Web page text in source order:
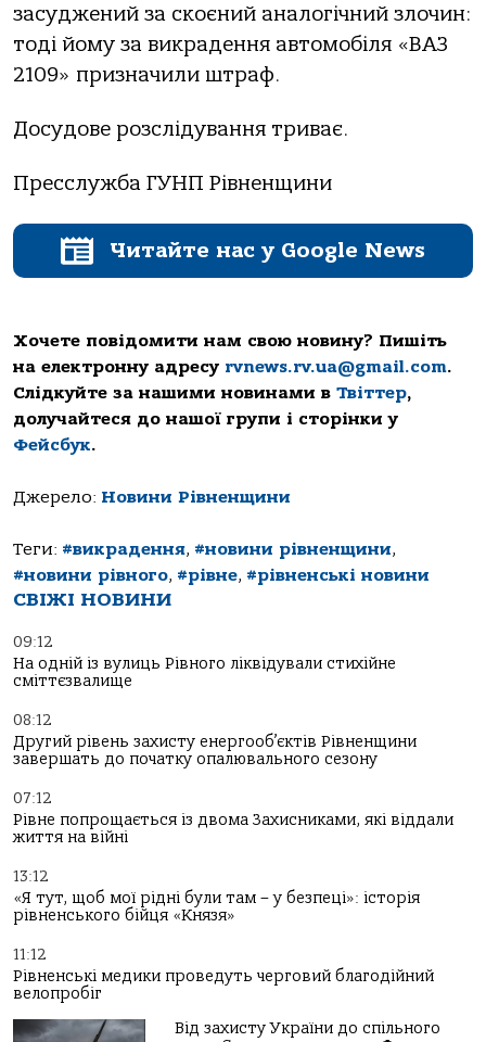
засуджений за скоєний аналогічний злочин:
тоді йому за викрадення автомобіля «ВАЗ
2109» призначили штраф.
Досудове розслідування триває.
Пресслужба ГУНП Рівненщини
Читайте нас у Google News
Хочете повідомити нам свою новину? Пишіть
на електронну адресу rvnews.rv.ua@gmail.com.
Слідкуйте за нашими новинами в Твіттер,
долучайтеся до нашої групи і сторінки у
Фейсбук.
Джерело: Новини Рівненщини
Теги: #викрадення, #новини рівненщини,
#новини рівного, #рівне, #рівненські новини
СВІЖІ НОВИНИ
09:12
На одній із вулиць Рівного ліквідували стихійне
сміттєзвалище
08:12
Другий рівень захисту енергооб’єктів Рівненщини
завершать до початку опалювального сезону
07:12
Рівне попрощається із двома Захисниками, які віддали
життя на війні
13:12
«Я тут, щоб мої рідні були там – у безпеці»: історія
рівненського бійця «Князя»
11:12
Рівненські медики проведуть черговий благодійний
велопробіг
Від захисту України до спільного